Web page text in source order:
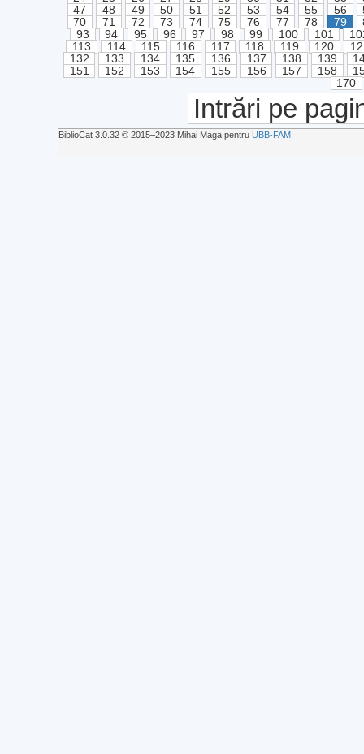
47
48 49 50 51 52 53 54 55 56
70
71 72 73 74 75 76 77 78 79
93
94 95 96 97 98 99 100 101
113
114 115 116 117 118 119 120
132
133 134 135 136 137 138 139
151
152 153 154 155 156 157 158
170
Intrări pe
BiblioCat 3.0.32 © 2015‒2023 Mihai Maga pentru UBB-FAM